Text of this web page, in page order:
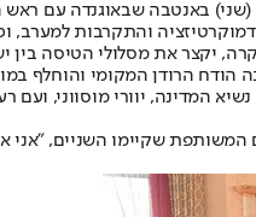
באנטבה שבאוגנדה עם
והתקרבות
יקצר את מסלולי הטיסה בין
הרודן המקומי והוחלף
המדינה, יוורי מוסווני,
שקיימו השניים,